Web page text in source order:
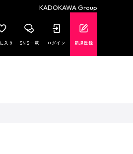
KADOKAWA Group
入り SNS一覧 ログイン 新規登録